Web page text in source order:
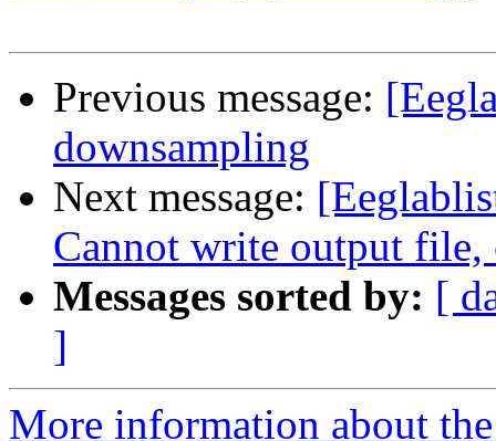
Previous message:
downsampling
Next message:
Cannot write output file,
Messages sorted by: [
]
More information about